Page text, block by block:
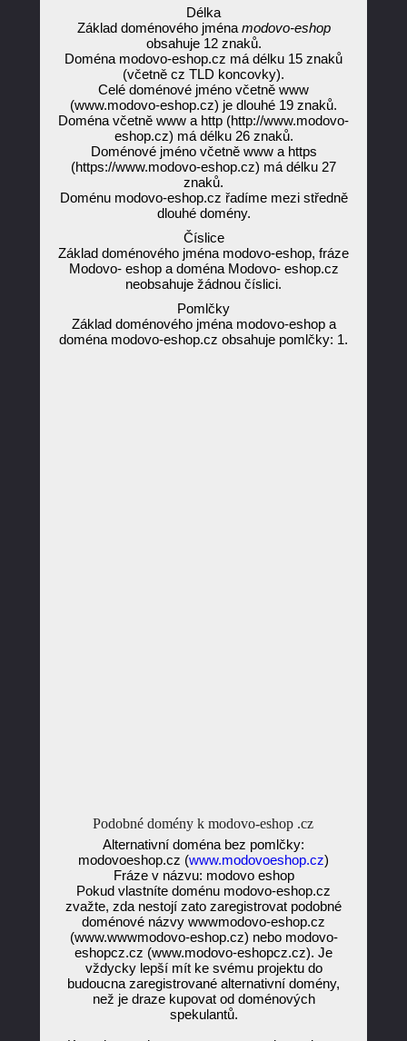
Délka
Základ doménového jména modovo-eshop
obsahuje 12 znaků.
Doména modovo-eshop.cz má délku 15 znaků
(včetně cz TLD koncovky).
Celé doménové jméno včetně www
(www.modovo-eshop.cz) je dlouhé 19 znaků.
Doména včetně www a http (http://www.modovo-
eshop.cz) má délku 26 znaků.
Doménové jméno včetně www a https
(https://www.modovo-eshop.cz) má délku 27
znaků.
Doménu modovo-eshop.cz řadíme mezi středně
dlouhé domény.
Číslice
Základ doménového jména modovo-eshop, fráze
Modovo- eshop a doména Modovo- eshop.cz
neobsahuje žádnou číslici.
Pomlčky
Základ doménového jména modovo-eshop a
doména modovo-eshop.cz obsahuje pomlčky: 1.
Podobné domény k modovo-eshop .cz
Alternativní doména bez pomlčky:
modovoeshop.cz (www.modovoeshop.cz)
Fráze v názvu: modovo eshop
Pokud vlastníte doménu modovo-eshop.cz
zvažte, zda nestojí zato zaregistrovat podobné
doménové názvy wwwmodovo-eshop.cz
(www.wwwmodovo-eshop.cz) nebo modovo-
eshopcz.cz (www.modovo-eshopcz.cz). Je
vždycky lepší mít ke svému projektu do
budoucna zaregistrované alternativní domény,
než je draze kupovat od doménových
spekulantů.